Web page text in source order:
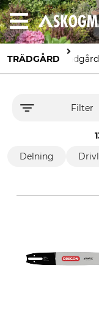
TRÄDGÅRD
Filter
Delning